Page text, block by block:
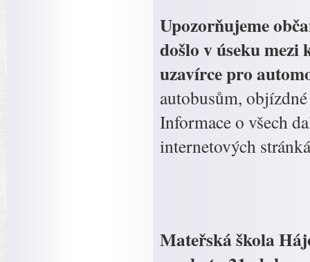
Upozorňujeme
došlo v úseku
uzavírce pro
autobusům,
Informace o všech
internetových
Mateřská škola